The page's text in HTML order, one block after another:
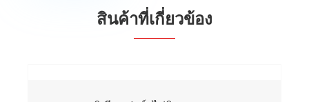
สินค้าที่เกี่ยวข้อง